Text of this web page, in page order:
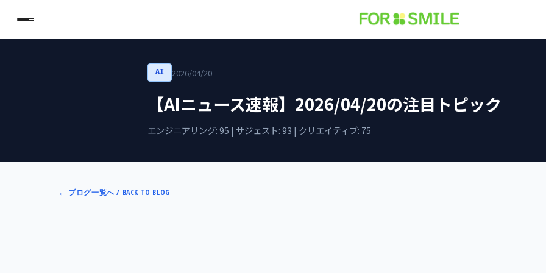
AI 2026/04/20
【AIニュース速報】2026/04/20の注目トピック
エンジニアリング: 95 | サジェスト: 93 | クリエイティブ: 75
← ブログ一覧へ / BACK TO BLOG